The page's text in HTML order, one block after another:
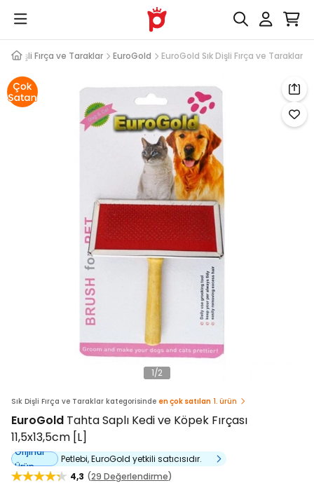
Sık Dişli Fırça ve Taraklar EuroGold EuroGold Sık Dişli Fırça ve Taraklar
1/2
Sık Dişli Fırça ve Taraklar kategorisinde en çok satılan 1. ürün
EuroGold Tahta Saplı Kedi ve Köpek Fırçası
11,5x13,5cm [L]
Orijinal
Ürün
Petlebi, EuroGold yetkili satıcısıdır.
4,3
29 Değerlendirme